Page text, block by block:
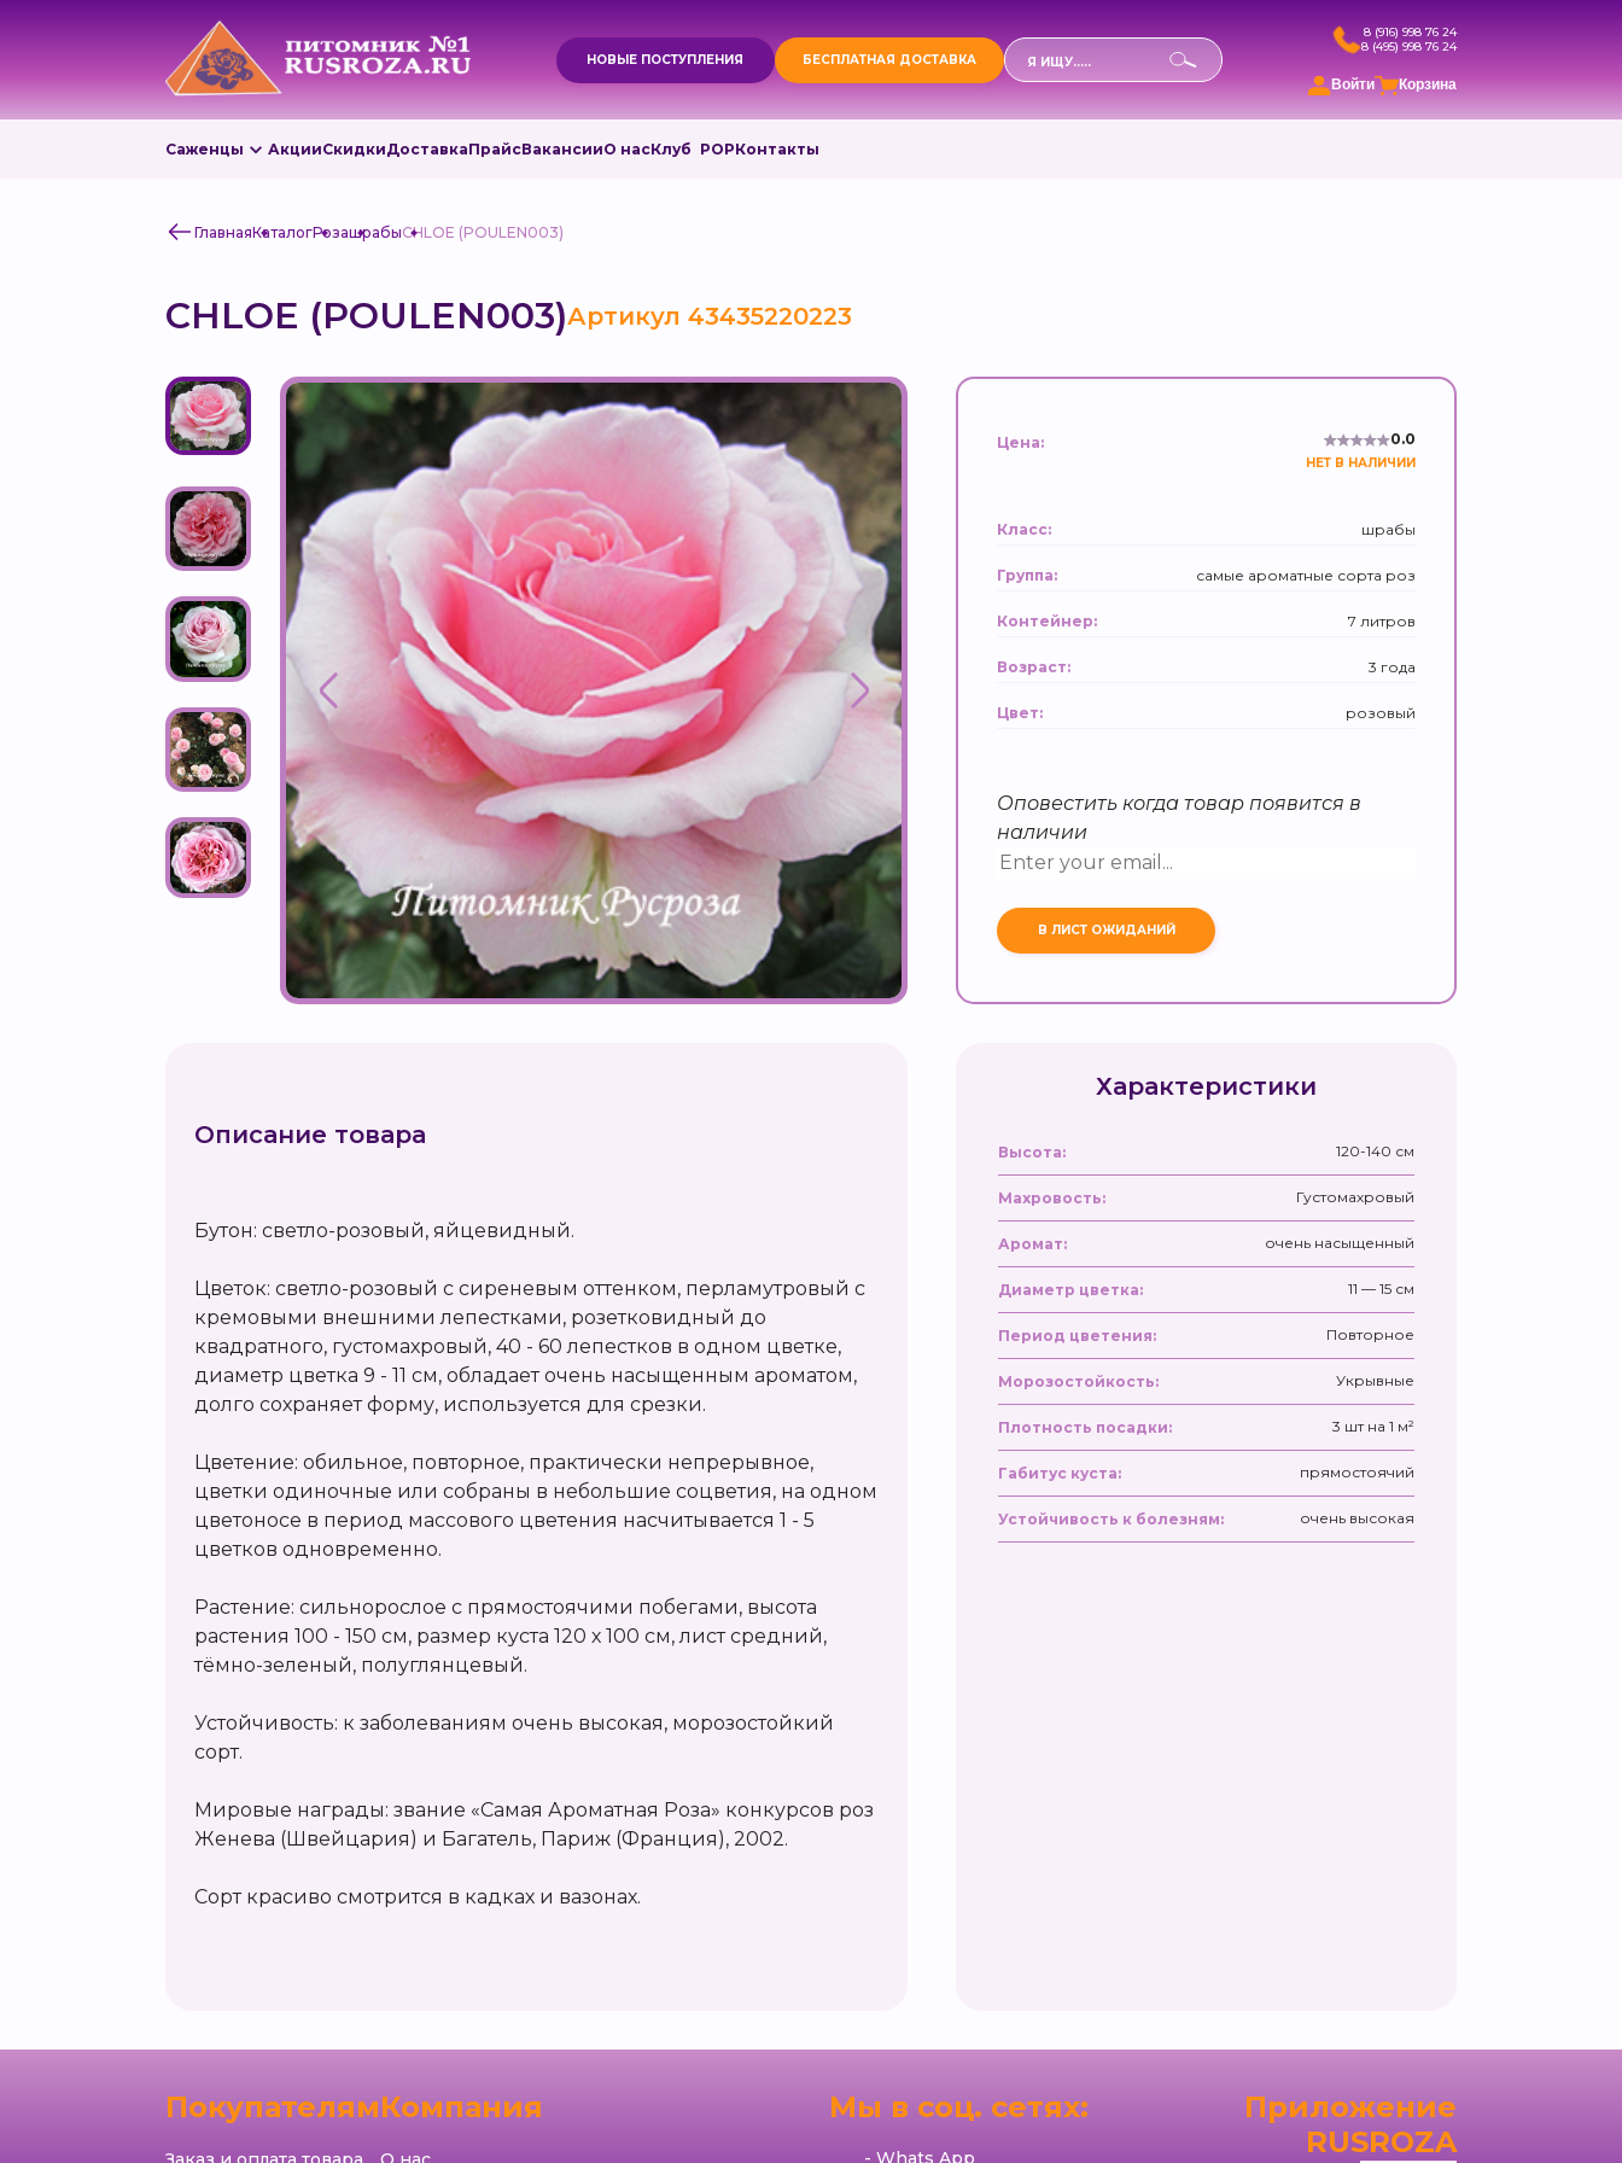
НОВЫЕ ПОСТУПЛЕНИЯ БЕСПЛАТНАЯ ДОСТАВКА
Поиск
товаров
8 (916) 998 76 24
8 (495) 998 76 24
Войти Корзина
Саженцы АкцииСкидкиДоставкаПрайсВакансииО насКлуб РОРКонтакты
ГлавнаяКаталогРозашрабыCHLOE (POULEN003)
CHLOE (POULEN003)Артикул 43435220223
Цена: 0.0
НЕТ В НАЛИЧИИ
Класс: шрабы
Группа: самые ароматные сорта роз
Контейнер: 7 литров
Возраст: 3 года
Цвет: розовый
Оповестить когда товар появится в
наличии
Описание товара
Бутон: светло-розовый, яйцевидный.
Цветок: светло-розовый с сиреневым оттенком, перламутровый с
кремовыми внешними лепестками, розетковидный до
квадратного, густомахровый, 40 - 60 лепестков в одном цветке,
диаметр цветка 9 - 11 см, обладает очень насыщенным ароматом,
долго сохраняет форму, используется для срезки.
Цветение: обильное, повторное, практически непрерывное,
цветки одиночные или собраны в небольшие соцветия, на одном
цветоносе в период массового цветения насчитывается 1 - 5
цветков одновременно.
Растение: сильнорослое с прямостоячими побегами, высота
растения 100 - 150 см, размер куста 120 х 100 см, лист средний,
тёмно-зеленый, полуглянцевый.
Устойчивость: к заболеваниям очень высокая, морозостойкий
сорт.
Мировые награды: звание «Самая Ароматная Роза» конкурсов роз
Женева (Швейцария) и Багатель, Париж (Франция), 2002.
Сорт красиво смотрится в кадках и вазонах.
Характеристики
Высота: 120-140 см
Махровость: Густомахровый
Аромат: очень насыщенный
Диаметр цветка: 11 — 15 см
Период цветения: Повторное
Морозостойкость: Укрывные
Плотность посадки: 3 шт на 1 м²
Габитус куста: прямостоячий
Устойчивость к болезням: очень высокая
ПокупателямКомпания Мы в соц. сетях:
Whats App
Приложение
RUSROZA